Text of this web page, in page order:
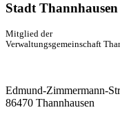
Stadt Thannhausen
Mitglied der
Verwaltungsgemeinschaft
Edmund-Zimmermann-
86470 Thannhausen